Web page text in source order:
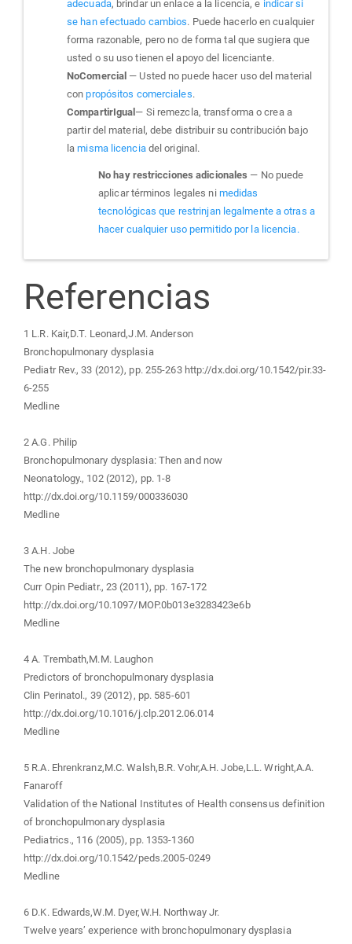
adecuada, brindar un enlace a la licencia, e indicar si
se han efectuado cambios. Puede hacerlo en cualquier
forma razonable, pero no de forma tal que sugiera que
usted o su uso tienen el apoyo del licenciante.
NoComercial — Usted no puede hacer uso del material
conpropósitos comerciales.
CompartirIgual — Si remezcla, transforma o crea a
partir del material, debe distribuir su contribución bajo
lamisma licenciadel original.
No hay restricciones adicionales — No puede
aplicar términos legales ni medidas
tecnológicas que restrinjan legalmente a otras a
hacer cualquier uso permitido por la licencia.
Referencias
1 L.R. Kair,D.T. Leonard,J.M. Anderson
Bronchopulmonary dysplasia
Pediatr Rev., 33 (2012), pp. 255-263 http://dx.doi.org/10.1542/pir.33-
6-255
Medline
2 A.G. Philip
Bronchopulmonary dysplasia: Then and now
Neonatology., 102 (2012), pp. 1-8
http://dx.doi.org/10.1159/000336030
Medline
3 A.H. Jobe
The new bronchopulmonary dysplasia
Curr Opin Pediatr., 23 (2011), pp. 167-172
http://dx.doi.org/10.1097/MOP.0b013e3283423e6b
Medline
4 A. Trembath,M.M. Laughon
Predictors of bronchopulmonary dysplasia
Clin Perinatol., 39 (2012), pp. 585-601
http://dx.doi.org/10.1016/j.clp.2012.06.014
Medline
5 R.A. Ehrenkranz,M.C. Walsh,B.R. Vohr,A.H. Jobe,L.L. Wright,A.A.
Fanaroff
Validation of the National Institutes of Health consensus definition
of bronchopulmonary dysplasia
Pediatrics., 116 (2005), pp. 1353-1360
http://dx.doi.org/10.1542/peds.2005-0249
Medline
6 D.K. Edwards,W.M. Dyer,W.H. Northway Jr.
Twelve years’ experience with bronchopulmonary dysplasia